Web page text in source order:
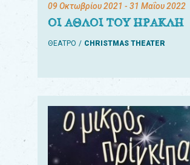
09 Οκτωβρίου 2021 - 31 Μαΐου 2022
ΟΙ ΑΘΛΟΙ ΤΟΥ ΗΡΑΚΛΗ
ΘΕΑΤΡΟ CHRISTMAS THEATER